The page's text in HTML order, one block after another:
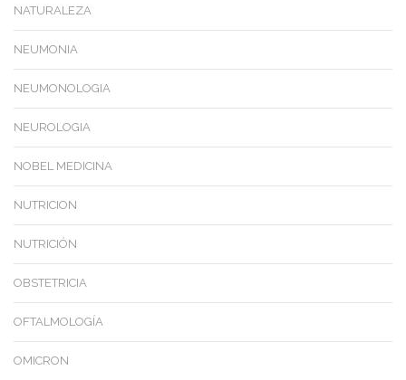
NATURALEZA
NEUMONIA
NEUMONOLOGIA
NEUROLOGIA
NOBEL MEDICINA
NUTRICION
NUTRICIÓN
OBSTETRICIA
OFTALMOLOGÍA
OMICRON